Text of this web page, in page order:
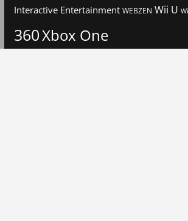
Interactive Entertainment WEBZEN Wii U
360Xbox One